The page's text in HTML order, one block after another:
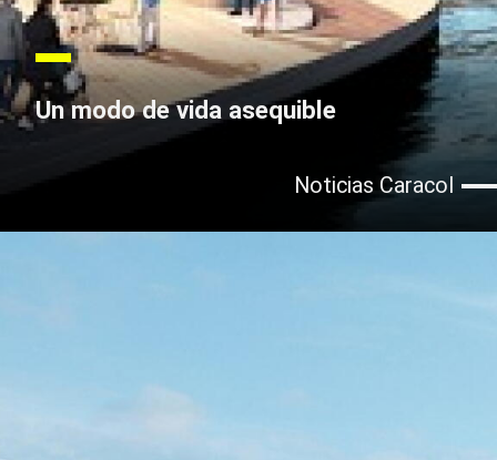
Un modo de vida asequible
Noticias Caracol